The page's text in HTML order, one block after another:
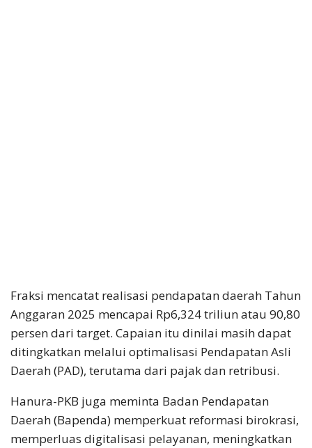
Fraksi mencatat realisasi pendapatan daerah Tahun
Anggaran 2025 mencapai Rp6,324 triliun atau 90,80
persen dari target. Capaian itu dinilai masih dapat
ditingkatkan melalui optimalisasi Pendapatan Asli
Daerah (PAD), terutama dari pajak dan retribusi.
Hanura-PKB juga meminta Badan Pendapatan
Daerah (Bapenda) memperkuat reformasi birokrasi,
memperluas digitalisasi pelayanan, meningkatkan